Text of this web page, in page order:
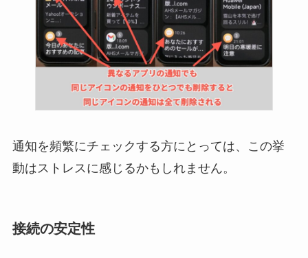
通知を頻繁にチェックする方にとっては、この挙
動はストレスに感じるかもしれません。
接続の安定性